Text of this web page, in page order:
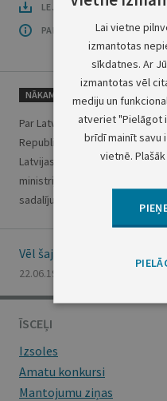
LEJUPLĀDĒT LAIDIENU (PDF)
PAR OFICIĀLO IZDEVUMU
NĀKAMAIS
Par Latvijas Republikas
Republikas Ministru padomes
Latvijas Republikas
ministrijas bruņoto formējumu
sadalījumu pēc kvalifikācijas
Vēl šajā numurā
22.06.1994., Nr. 73
ĪSCEĻI
Izsoles
Amatu konkursi
Mantojumu ziņas
Lai vietne
izmantotas
sīkdatnes. Ar
izmantotas vēl
mediju un
atveriet "Pielāgot
brīdī mainīt savu
vietnē.